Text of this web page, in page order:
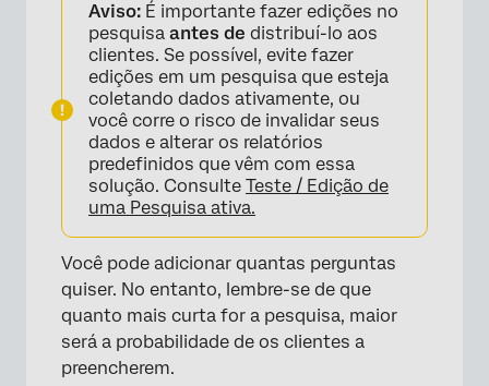
×
Aviso: É importante fazer edições no
pesquisa antes de distribuí-lo aos
clientes. Se possível, evite fazer
edições em um pesquisa que esteja
coletando dados ativamente, ou
você corre o risco de invalidar seus
dados e alterar os relatórios
predefinidos que vêm com essa
solução. Consulte Teste / Edição de
uma Pesquisa ativa.
Você pode adicionar quantas perguntas
quiser. No entanto, lembre-se de que
quanto mais curta for a pesquisa, maior
será a probabilidade de os clientes a
preencherem.